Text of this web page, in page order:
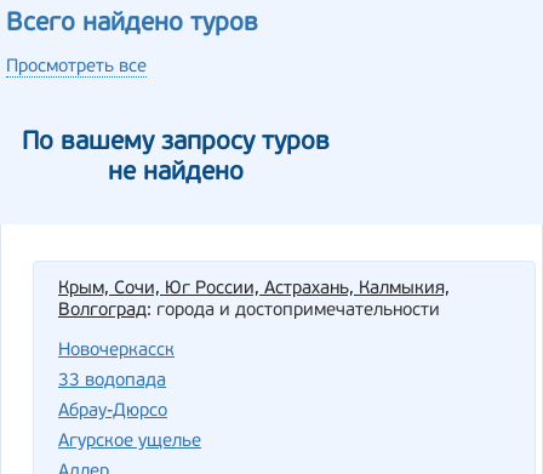
Всего найдено туров
Просмотреть все
По вашему запросу туров
не найдено
Крым, Сочи, Юг России, Астрахань, Калмыкия,
Волгоград: города и достопримечательности
Новочеркасск
33 водопада
Абрау-Дюрсо
Агурское ущелье